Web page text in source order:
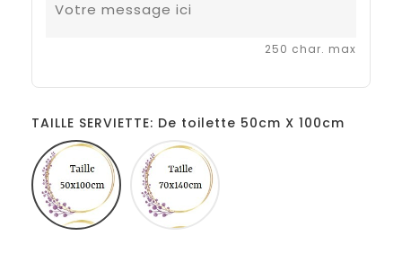
250 char. max
TAILLE SERVIETTE: De toilette 50cm X 100cm
toilette
50cm
X
100cm